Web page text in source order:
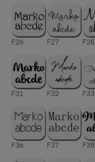
F26 F27 F28
F31 F32 F33
F36 F37 F38